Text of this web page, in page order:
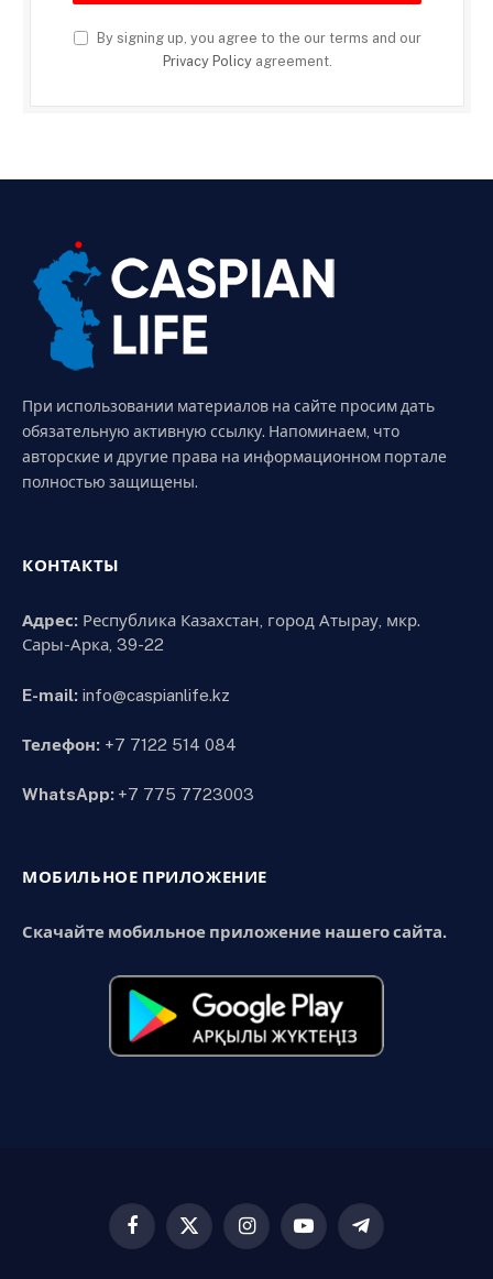
By signing up, you agree to the our terms and our
Privacy Policyagreement.
При использовании материалов на сайте просим дать
обязательную активную ссылку. Напоминаем, что
авторские и другие права на информационном портале
полностью защищены.
КОНТАКТЫ
Адрес: Республика Казахстан, город Атырау, мкр.
Сары-Арка, 39-22
E-mail: info@caspianlife.kz
Телефон: +7 7122 514 084
WhatsApp: +7 775 7723003
МОБИЛЬНОЕ ПРИЛОЖЕНИЕ
Скачайте мобильное приложение нашего сайта.
Facebook
X
InstagramYouTubeTelegram